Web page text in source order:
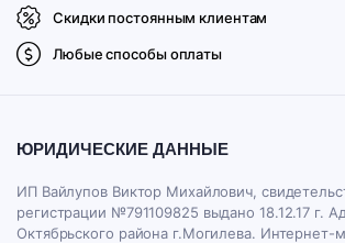
Скидки постоянным клиентам
Любые способы оплаты
ЮРИДИЧЕСКИЕ ДАННЫЕ
ИП Вайлупов Виктор Михайлович,
регистрации №791109825 выдано 18.12.17 г.
Октябрьского района г.Могилева. Интернет-